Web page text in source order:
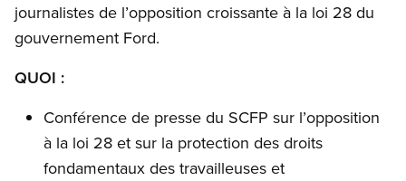
journalistes de l’opposition croissante à la loi 28 du
gouvernement Ford.
QUOI :
Conférence de presse du SCFP sur l’opposition
à la loi 28 et sur la protection des droits
fondamentaux des travailleuses et